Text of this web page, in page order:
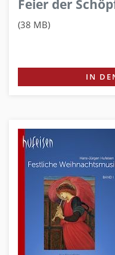
Feier der
(38 MB)
IN